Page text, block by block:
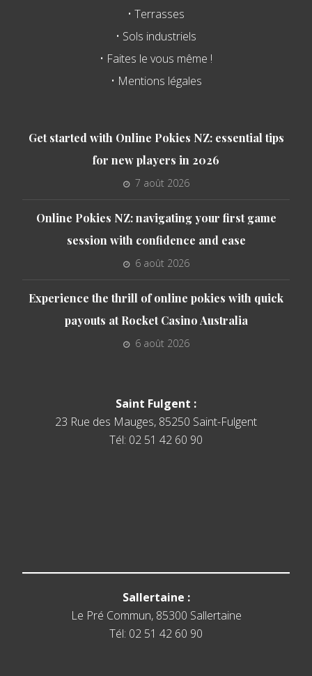
• Terrasses
• Sols industriels
• Faites le vous même !
• Mentions légales
Get started with Online Pokies NZ: essential tips
for new players in 2026
7 août 2026
Online Pokies NZ: navigating your first game
session with confidence and ease
6 août 2026
Experience the thrill of online pokies with quick
payouts at Rocket Casino Australia
6 août 2026
Saint Fulgent :
23 Rue des Mauges, 85250 Saint-Fulgent
Tél: 02 51 42 60 90
Sallertaine :
Le Pré Commun, 85300 Sallertaine
Tél: 02 51 42 60 90